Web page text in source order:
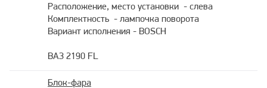
Расположение, место установки - слева
Комплектность - лампочка поворота
Вариант исполнения - BOSCH
ВАЗ 2190 FL
Блок-фара